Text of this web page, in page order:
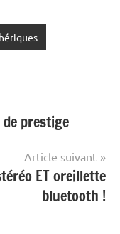
prestige
Article suivant
ET oreillette
bluetooth !